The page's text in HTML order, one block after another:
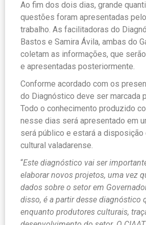
Ao fim dos dois dias, grande
questões foram apresentadas
trabalho. As facilitadoras do
Bastos e Samira Ávila, ambas do
coletam as informações, que
e apresentadas posteriormente.
Conforme acordado com os
do Diagnóstico deve ser marcada
Todo o conhecimento produzido
nesse dias será apresentado em
será público e estará a disposição
cultural valadarense.
“Este diagnóstico vai ser
elaborar novos projetos, uma vez
dados sobre o setor em
disso, é a partir desse diagnóstico
enquanto produtores culturais,